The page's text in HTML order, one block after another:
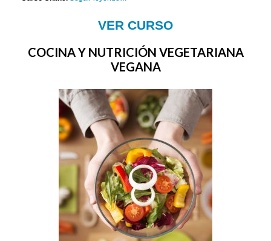
VER CURSO
COCINA Y NUTRICIÓN VEGETARIANA
VEGANA